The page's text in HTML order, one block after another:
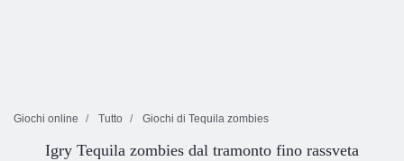
Giochi online Tutto Giochi di Tequila zombies
Igry Tequila zombies dal tramonto fino rassveta